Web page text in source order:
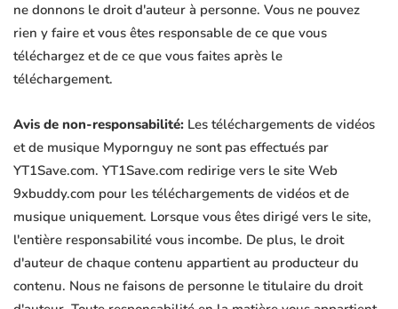
ne donnons le droit d'auteur à personne. Vous ne pouvez
rien y faire et vous êtes responsable de ce que vous
téléchargez et de ce que vous faites après le
téléchargement.
Avis de non-responsabilité: Les téléchargements de vidéos
et de musique Mypornguy ne sont pas effectués par
YT1Save.com. YT1Save.com redirige vers le site Web
9xbuddy.com pour les téléchargements de vidéos et de
musique uniquement. Lorsque vous êtes dirigé vers le site,
l'entière responsabilité vous incombe. De plus, le droit
d'auteur de chaque contenu appartient au producteur du
contenu. Nous ne faisons de personne le titulaire du droit